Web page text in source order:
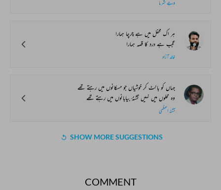
وجے شرما
ہر اک محفل میں ہے چرچا ہمارا
عجب ہے درد کا قصہ ہمارا
خالد آزاد
جہاں کو بانٹ کر خوشیاں جو مسکانوں میں رہتے تھے
وہ محلوں میں نہیں تشنہؔ بیابانوں میں رہتے تھے
تشنہ اعظمی
SHOW MORE SUGGESTIONS
COMMENT